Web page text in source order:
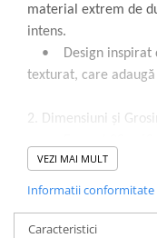
Sisteme pentru apa
material extrem de
intens.
• Design inspirat
texturat, care
2.
Dimensiuni și
suprafețe uniforme și
• Grosime robustă
exterioare sau cu
VEZI MAI MULT
Informatii
Caracteristici